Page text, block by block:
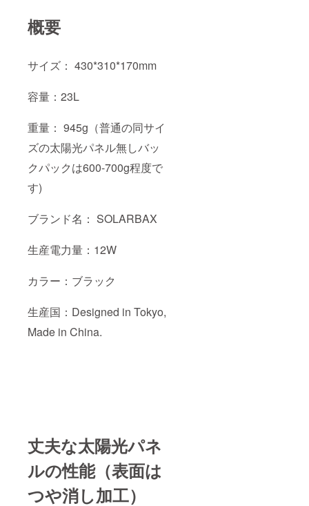
概要
サイズ： 430*310*170mm
容量：23L
重量： 945g（普通の同サイ
ズの太陽光パネル無しバッ
クパックは600-700g程度で
す)
ブランド名： SOLARBAX
生産電力量：12W
カラー：ブラック
生産国：Designed in Tokyo,
Made in China.
丈夫な太陽光パネ
ルの性能（表面は
つや消し加工）